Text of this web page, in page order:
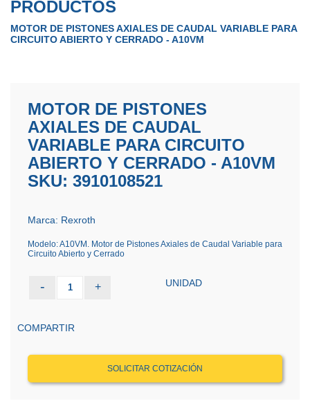
PRODUCTOS
MOTOR DE PISTONES AXIALES DE CAUDAL VARIABLE PARA
CIRCUITO ABIERTO Y CERRADO - A10VM
MOTOR DE PISTONES
AXIALES DE CAUDAL
VARIABLE PARA CIRCUITO
ABIERTO Y CERRADO - A10VM
SKU: 3910108521
Marca: Rexroth
Modelo: A10VM. Motor de Pistones Axiales de Caudal Variable para
Circuito Abierto y Cerrado
- 1 + UNIDAD
COMPARTIR
SOLICITAR COTIZACIÓN